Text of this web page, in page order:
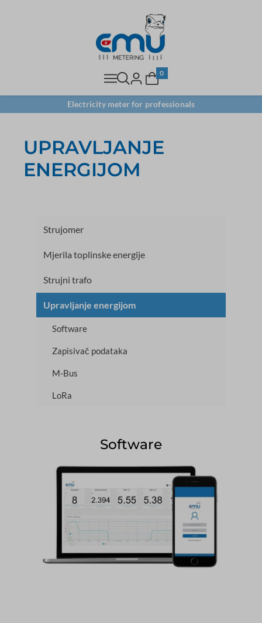
0
Electricity meter for professionals
UPRAVLJANJE
ENERGIJOM
Strujomer
Mjerila toplinske energije
Strujni trafo
Upravljanje energijom
Software
Zapisivač podataka
M-Bus
LoRa
Software